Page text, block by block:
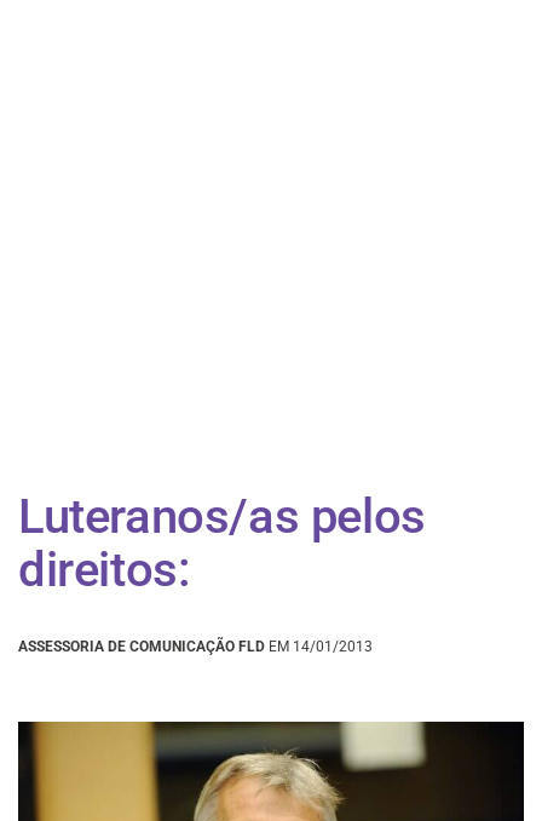
Luteranos/as pelos
direitos:
ASSESSORIA DE COMUNICAÇÃO FLD EM 14/01/2013